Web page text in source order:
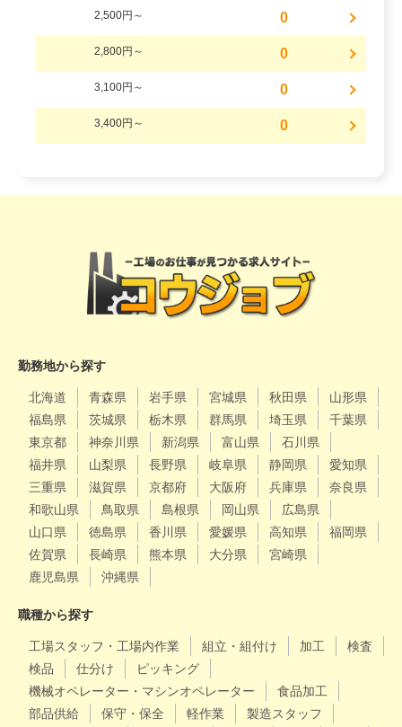
2,500円～ 0
2,800円～ 0
3,100円～ 0
3,400円～ 0
勤務地から探す
北海道 青森県 岩手県 宮城県 秋田県
山形県
福島県
茨城県 栃木県 群馬県 埼玉県
千葉県
東京都
神奈川県 新潟県 富山県
石川県
福井県
山梨県 長野県 岐阜県 静岡県
愛知県
三重県
滋賀県 京都府 大阪府 兵庫県
奈良県
和歌山県
鳥取県 島根県 岡山県
広島県
山口県
徳島県 香川県 愛媛県 高知県
福岡県
佐賀県
長崎県 熊本県 大分県
宮崎県
鹿児島県
沖縄県
職種から探す
工場スタッフ・工場内作業 組立・組付け 加工
検査
検品
仕分け
ピッキング
機械オペレーター・マシンオペレーター
食品加工
部品供給
保守・保全 軽作業
製造スタッフ